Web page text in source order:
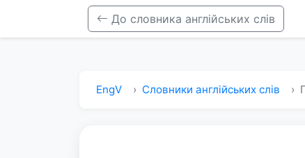
До словника англійських слів
EngV Словники англійських слів